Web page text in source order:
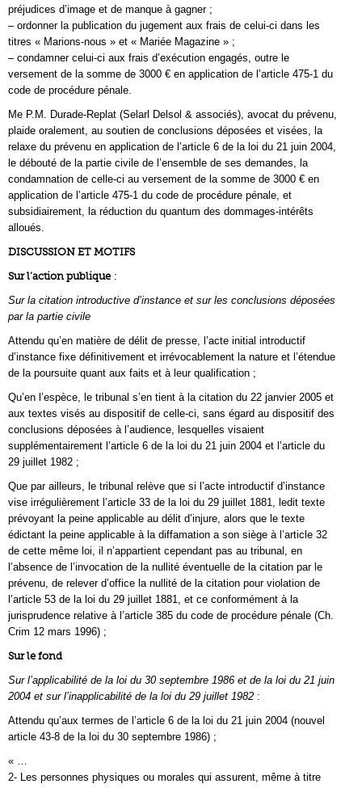
préjudices d’image et de manque à gagner ;
– ordonner la publication du jugement aux frais de celui-ci dans les
titres « Marions-nous » et « Mariée Magazine » ;
– condamner celui-ci aux frais d’exécution engagés, outre le
versement de la somme de 3000 € en application de l’article 475-1 du
code de procédure pénale.
Me P.M. Durade-Replat (Selarl Delsol & associés), avocat du prévenu,
plaide oralement, au soutien de conclusions déposées et visées, la
relaxe du prévenu en application de l’article 6 de la loi du 21 juin 2004,
le débouté de la partie civile de l’ensemble de ses demandes, la
condamnation de celle-ci au versement de la somme de 3000 € en
application de l’article 475-1 du code de procédure pénale, et
subsidiairement, la réduction du quantum des dommages-intérêts
alloués.
DISCUSSION ET MOTIFS
Sur l’action publique :
Sur la citation introductive d’instance et sur les conclusions déposées
par la partie civile
Attendu qu’en matière de délit de presse, l’acte initial introductif
d’instance fixe définitivement et irrévocablement la nature et l’étendue
de la poursuite quant aux faits et à leur qualification ;
Qu’en l’espèce, le tribunal s’en tient à la citation du 22 janvier 2005 et
aux textes visés au dispositif de celle-ci, sans égard au dispositif des
conclusions déposées à l’audience, lesquelles visaient
supplémentairement l’article 6 de la loi du 21 juin 2004 et l’article du
29 juillet 1982 ;
Que par ailleurs, le tribunal relève que si l’acte introductif d’instance
vise irrégulièrement l’article 33 de la loi du 29 juillet 1881, ledit texte
prévoyant la peine applicable au délit d’injure, alors que le texte
édictant la peine applicable à la diffamation a son siège à l’article 32
de cette même loi, il n’appartient cependant pas au tribunal, en
l’absence de l’invocation de la nullité éventuelle de la citation par le
prévenu, de relever d’office la nullité de la citation pour violation de
l’article 53 de la loi du 29 juillet 1881, et ce conformément à la
jurisprudence relative à l’article 385 du code de procédure pénale (Ch.
Crim 12 mars 1996) ;
Sur le fond
Sur l’applicabilité de la loi du 30 septembre 1986 et de la loi du 21 juin
2004 et sur l’inapplicabilité de la loi du 29 juillet 1982 :
Attendu qu’aux termes de l’article 6 de la loi du 21 juin 2004 (nouvel
article 43-8 de la loi du 30 septembre 1986) ;
« …
2- Les personnes physiques ou morales qui assurent, même à titre